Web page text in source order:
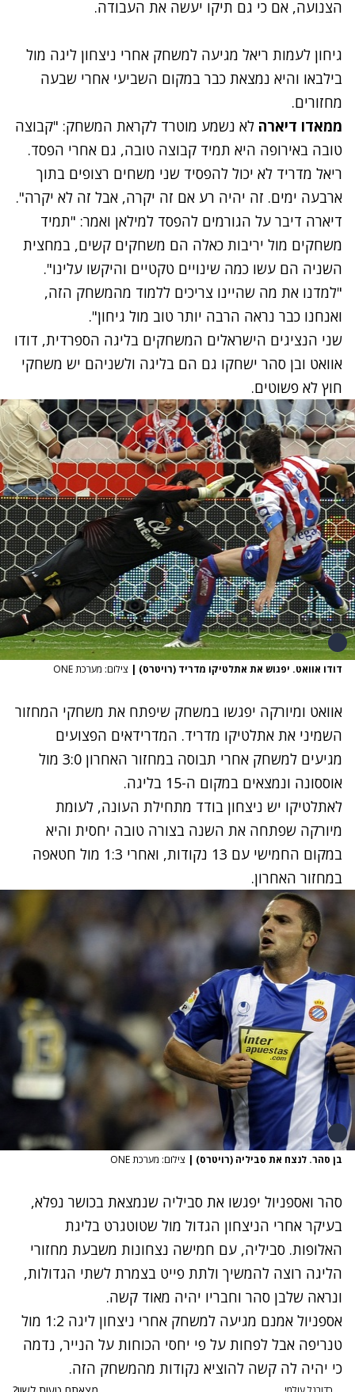
הצנועה, אם כי גם תיקו יעשה את העבודה.
גיחון לעמות ריאל מגיעה למשחק אחרי ניצחון ליגה מול
בילבאו והיא נמצאת כבר במקום השביעי אחרי שבעה
מחזורים.
ממאדו דיארה לא נשמע מוטרד לקראת המשחק: "קבוצה
טובה באירופה היא תמיד קבוצה טובה, גם אחרי הפסד.
ריאל מדריד לא יכול להפסיד שני משחים רצופים בתוך
ארבעה ימים. זה יהיה רע אם זה יקרה, אבל זה לא יקרה".
דיארה דיבר על הגורמים להפסד למילאן ואמר: "תמיד
משחקים מול יריבות כאלה הם משחקים קשים, במחצית
השניה הם עשו כמה שינויים טקטיים והיקשו עלינו".
"למדנו את מה שהיינו צריכים ללמוד מהמשחק הזה,
ואנחנו כבר נראה הרבה יותר טוב מול גיחון".
שני הנציגים הישראלים המשחקים בליגה הספרדית, דודו
אוואט ובן סהר ישחקו גם הם בליגה ולשניהם יש משחקי
חוץ לא פשוטים.
דודו אוואט. יפגוש את אתלטיקו מדריד (רויטרס) | צילום: מערכת ONE
אוואט ומיורקה יפגשו במשחק שיפתח את משחקי המחזור
השמיני את אתלטיקו מדריד. המדרידאים הפצועים
מגיעים למשחק אחרי תבוסה במחזור האחרון 3:0 מול
אוססונה ונמצאים במקום ה-15 בליגה.
לאתלטיקו יש ניצחון בודד מתחילת העונה, לעומת
מיורקה שפתחה את השנה בצורה טובה יחסית והיא
במקום החמישי עם 13 נקודות, ואחרי 1:3 מול חטאפה
במחזור האחרון.
בן סהר. לנצח את סביליה (רויטרס) | צילום: מערכת ONE
סהר ואספניול יפגשו את סביליה שנמצאת בכושר נפלא,
בעיקר אחרי הניצחון הגדול מול שטוטגרט בליגת
האלופות. סביליה, עם חמישה נצחונות משבעת מחזורי
הליגה רוצה להמשיך ולתת פייט בצמרת לשתי הגדולות,
ונראה שלבן סהר וחבריו יהיה מאוד קשה.
אספניול אמנם מגיעה למשחק אחרי ניצחון ליגה 1:2 מול
טנריפה אבל לפחות על פי יחסי הכוחות על הנייר, נדמה
כי יהיה לה קשה להוציא נקודות מהמשחק הזה.